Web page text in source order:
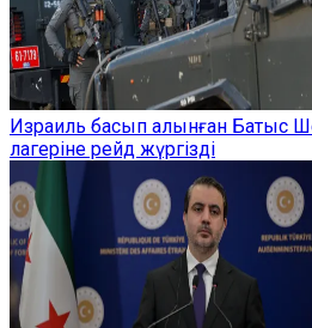
Израиль басып алынған Батыс
лагеріне рейд жүргізді